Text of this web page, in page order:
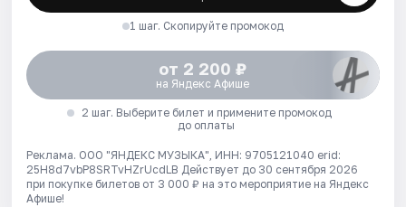
1 шаг. Скопируйте промокод
от 2 200 ₽
на Яндекс Афише
2 шаг. Выберите билет и примените промокод
до оплаты
Реклама. ООО "ЯНДЕКС МУЗЫКА", ИНН: 9705121040 erid:
25H8d7vbP8SRTvHZrUcdLB Действует до 30 сентября 2026
при покупке билетов от 3 000 ₽ на это мероприятие на Яндекс
Афише!